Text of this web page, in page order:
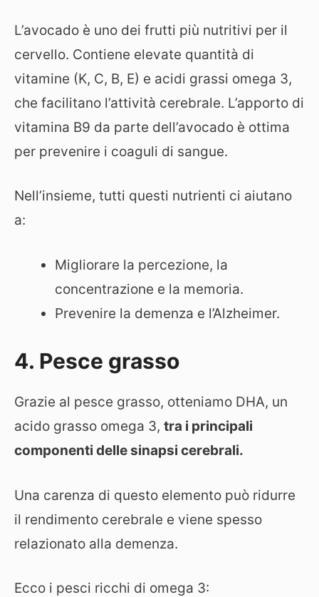
L’avocado è uno dei frutti più nutritivi per il
cervello. Contiene elevate quantità di
vitamine (K, C, B, E) e acidi grassi omega 3,
che facilitano l’attività cerebrale. L’apporto di
vitamina B9 da parte dell’avocado è ottima
per prevenire i coaguli di sangue.
Nell’insieme, tutti questi nutrienti ci aiutano
a:
Migliorare la percezione, la
concentrazione e la memoria.
Prevenire la demenza e l’Alzheimer.
4. Pesce grasso
Grazie al pesce grasso, otteniamo DHA, un
acido grasso omega 3, tra i principali
componenti delle sinapsi cerebrali.
Una carenza di questo elemento può ridurre
il rendimento cerebrale e viene spesso
relazionato alla demenza.
Ecco i pesci ricchi di omega 3: